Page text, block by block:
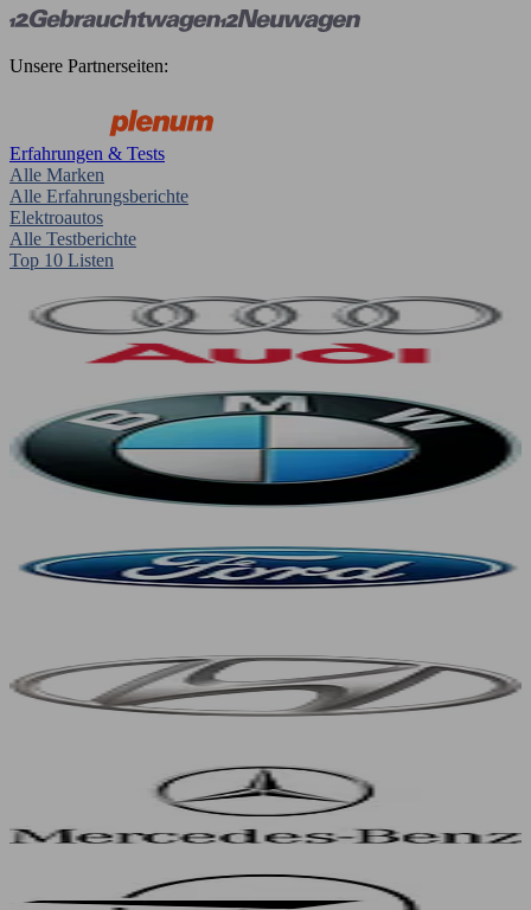
Unsere Partnerseiten:
Erfahrungen & Tests
Alle Marken
Alle Erfahrungsberichte
Elektroautos
Alle Testberichte
Top 10 Listen